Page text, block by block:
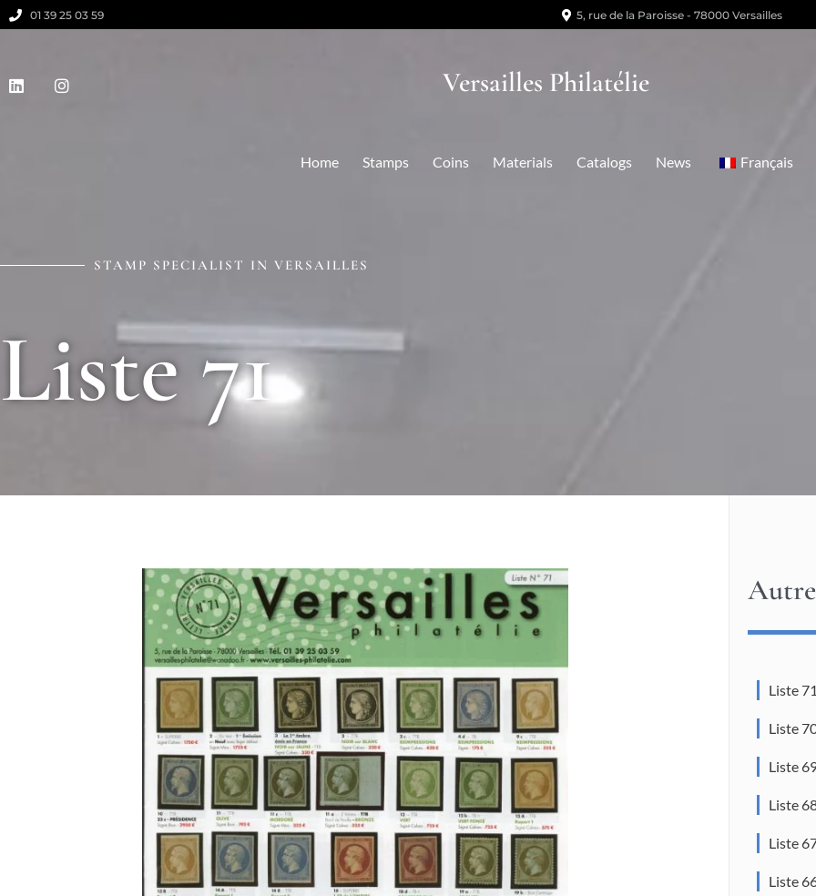
01 39 25 03 59 5, rue de la Paroisse - 78000 Versailles
Versailles Philatélie
Home Stamps Coins Materials Catalogs News Français
STAMP SPECIALIST IN VERSAILLES
Liste 71
Liste 71
Liste
Liste
Liste
Liste
Liste